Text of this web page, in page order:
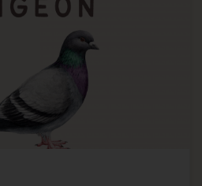
בכנרת, ואני מנקה את הבית
שמגיעה, עם הטוהר והזכות
אני מעיפה מדפי עץ למעלה על
שלי עומד איתי כמה שעות לפני,